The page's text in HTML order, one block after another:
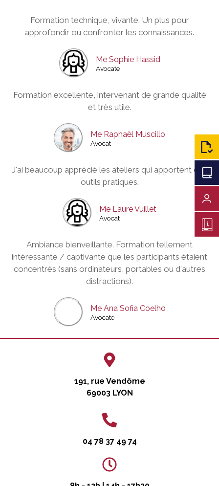
Formation technique, vivante. Un plus pour
approfondir ou confronter les connaissances.
Me Sophie Hassid
Avocate
Formation excellente, intervenant de grande qualité
et très utile.
Me Raphaël Muscillo
Avocat
J'ai beaucoup apprécié les ateliers qui apportent des
outils pratiques.
Me Laure Vuillet
Avocat
Ambiance bienveillante. Formation tellement
intéressante / captivante que les participants étaient
concentrés (sans ordinateurs, portables ou d'autres
distractions).
Me Ana Sofia Coelho
Avocate
191, rue Vendôme
69003 LYON
04 78 37 49 74